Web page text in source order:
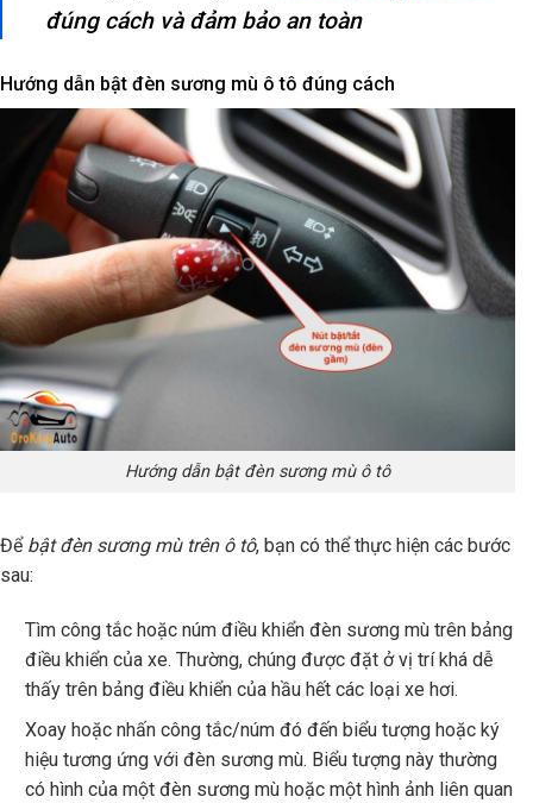
đúng cách và đảm bảo an toàn
Hướng dẫn bật đèn sương mù ô tô đúng cách
Hướng dẫn bật đèn sương mù ô tô
Để bật đèn sương mù trên ô tô, bạn có thể thực hiện các bước
sau:
Tìm công tắc hoặc núm điều khiển đèn sương mù trên bảng
điều khiển của xe. Thường, chúng được đặt ở vị trí khá dễ
thấy trên bảng điều khiển của hầu hết các loại xe hơi.
Xoay hoặc nhấn công tắc/núm đó đến biểu tượng hoặc ký
hiệu tương ứng với đèn sương mù. Biểu tượng này thường
có hình của một đèn sương mù hoặc một hình ảnh liên quan